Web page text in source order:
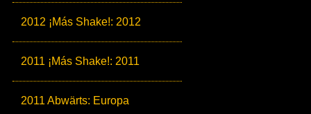
2012 ¡Más Shake!: 2012
2011 ¡Más Shake!: 2011
2011 Abwärts: Europa